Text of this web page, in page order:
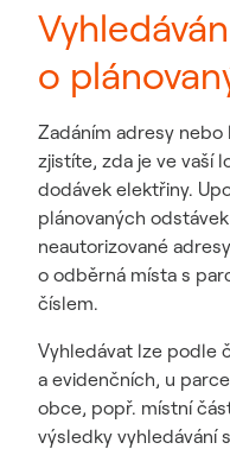
o
Zadáním adresy nebo
zjistíte, zda je ve vaší
dodávek elektřiny.
plánovaných
neautorizované
o odběrná místa s
číslem.
Vyhledávat lze podle
a evidenčních, u
obce, popř. místní
výsledky vyhledávání